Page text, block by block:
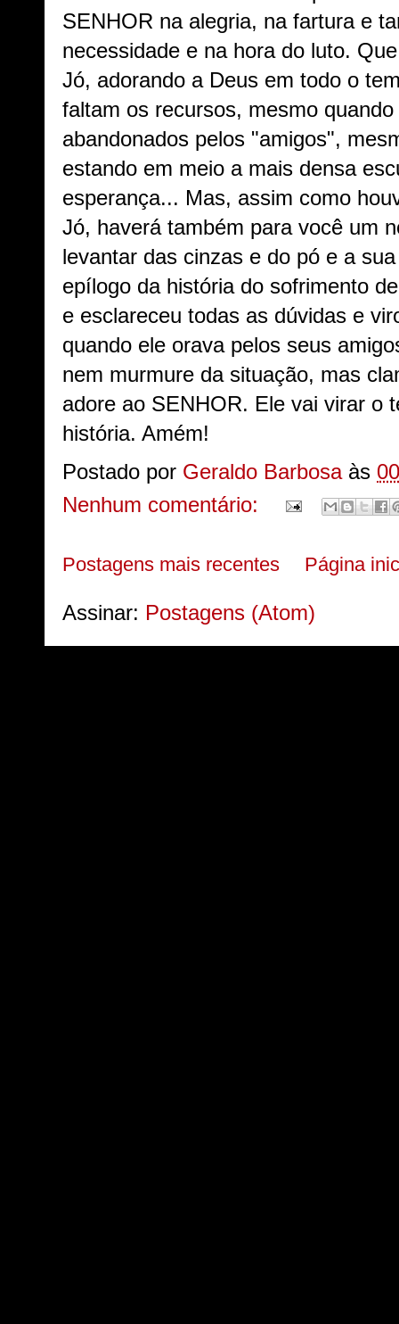
SENHOR na alegria, na fartura e
necessidade e na hora do luto.
Jó, adorando a Deus em todo o
faltam os recursos, mesmo
abandonados pelos "amigos",
estando em meio a mais densa
esperança... Mas, assim como
Jó, haverá também para você um
levantar das cinzas e do pó e a
epílogo da história do sofrimento
e esclareceu todas as dúvidas e
quando ele orava pelos seus
nem murmure da situação, mas
adore ao SENHOR. Ele vai virar o
história. Amém!
Postado por Geraldo Barbosa às
Nenhum comentário:
Postagens mais recentes Página
Assinar: Postagens (Atom)